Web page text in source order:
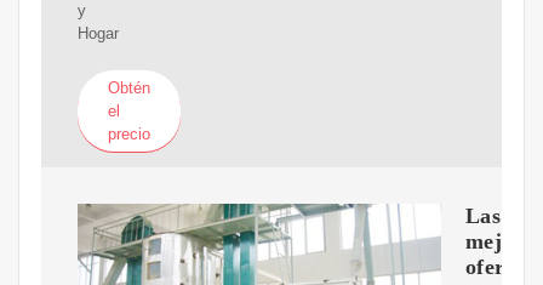
y
Hogar
Obtén
el
precio
Las
mejores
ofertas